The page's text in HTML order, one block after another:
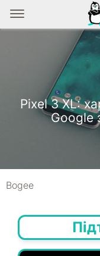
Pixel 3 XL:
Google
Bogee